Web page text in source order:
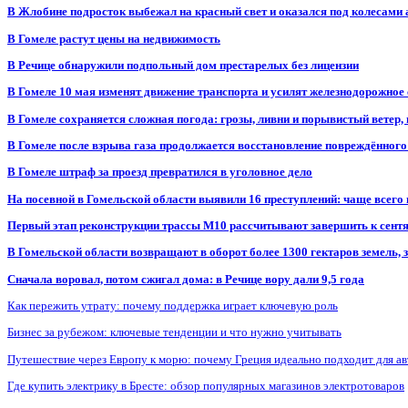
В Жлобине подросток выбежал на красный свет и оказался под колесами
В Гомеле растут цены на недвижимость
В Речице обнаружили подпольный дом престарелых без лицензии
В Гомеле 10 мая изменят движение транспорта и усилят
В Гомеле сохраняется сложная погода: грозы, ливни и порывистый
В Гомеле после взрыва газа продолжается восстановление
В Гомеле штраф за проезд превратился в уголовное дело
На посевной в Гомельской области выявили 16 преступлений: чаще
Первый этап реконструкции трассы М10 рассчитывают завершить к
В Гомельской области возвращают в оборот более 1300 гектаров
Сначала воровал, потом сжигал дома: в Речице вору дали 9,5 года
Как пережить утрату: почему поддержка играет ключевую роль
Бизнес за рубежом: ключевые тенденции и что нужно учитывать
Путешествие через Европу к морю: почему Греция идеально подходит для
Где купить электрику в Бресте: обзор популярных магазинов электротоваров